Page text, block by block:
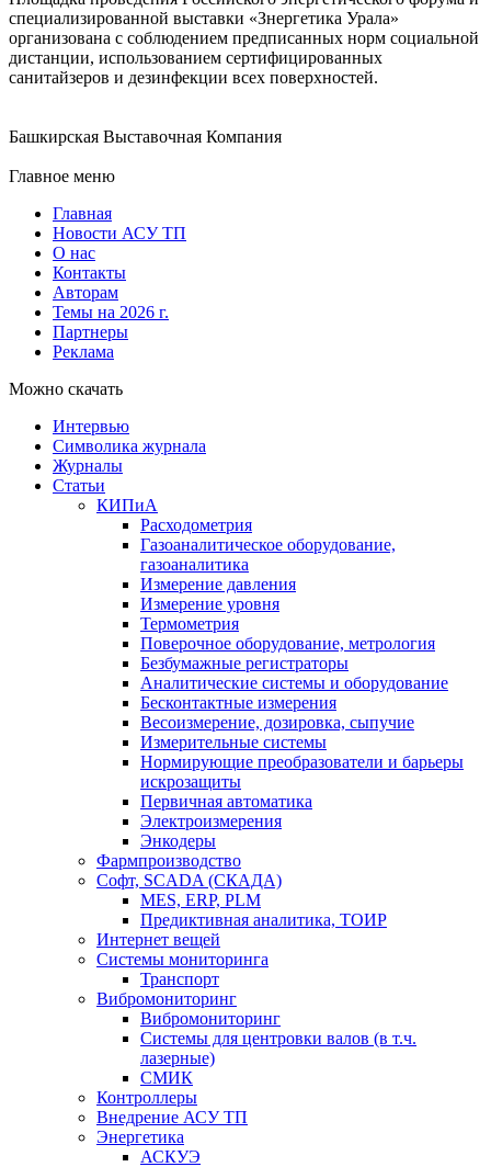
специализированной выставки «Знергетика Урала»
организована с соблюдением предписанных норм социальной
дистанции, использованием сертифицированных
санитайзеров и дезинфекции всех поверхностей.
Башкирская Выставочная Компания
Главное меню
Главная
Новости АСУ ТП
О нас
Контакты
Авторам
Темы на 2026 г.
Партнеры
Реклама
Можно скачать
Интервью
Символика журнала
Журналы
Статьи
КИПиА
Расходометрия
Газоаналитическое оборудование,
газоаналитика
Измерение давления
Измерение уровня
Термометрия
Поверочное оборудование, метрология
Безбумажные регистраторы
Аналитические системы и оборудование
Бесконтактные измерения
Весоизмерение, дозировка, сыпучие
Измерительные системы
Нормирующие преобразователи и барьеры
искрозащиты
Первичная автоматика
Электроизмерения
Энкодеры
Фармпроизводство
Софт, SCADA (СКАДА)
MES, ERP, PLM
Предиктивная аналитика, ТОИР
Интернет вещей
Системы мониторинга
Транспорт
Вибромониторинг
Вибромониторинг
Системы для центровки валов (в т.ч.
лазерные)
СМИК
Контроллеры
Внедрение АСУ ТП
Энергетика
АСКУЭ